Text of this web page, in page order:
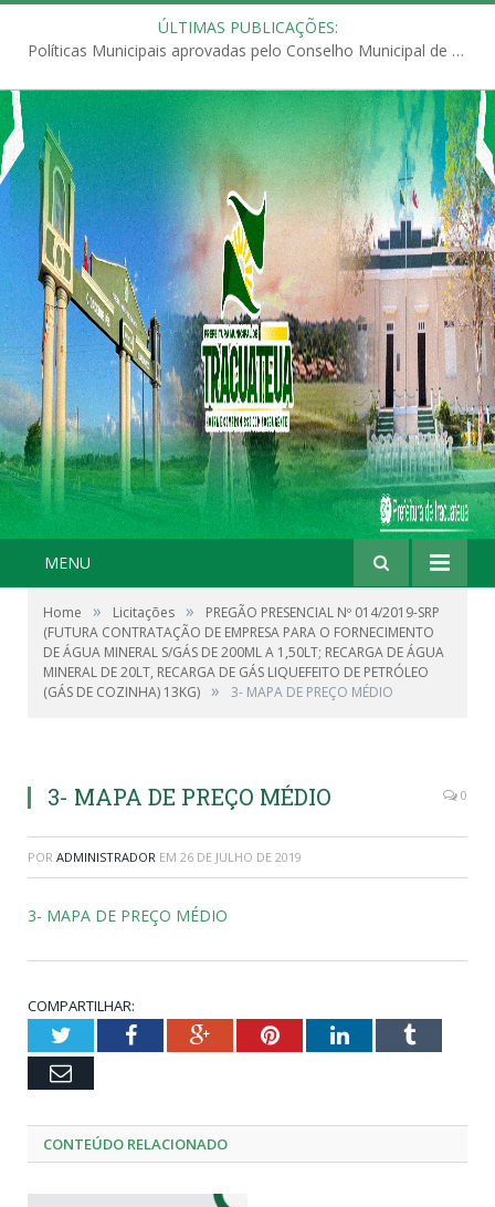
ÚLTIMAS PUBLICAÇÕES:
Políticas Municipais aprovadas pelo Conselho Municipal de Educação (CME)
MENU
Home » Licitações »
PREGÃO PRESENCIAL Nº 014/2019-SRP
(FUTURA CONTRATAÇÃO DE EMPRESA PARA O FORNECIMENTO
DE ÁGUA MINERAL S/GÁS DE 200ML A 1,50LT; RECARGA DE ÁGUA
MINERAL DE 20LT, RECARGA DE GÁS LIQUEFEITO DE PETRÓLEO
(GÁS DE COZINHA) 13KG) » 3- MAPA DE PREÇO MÉDIO
3- MAPA DE PREÇO MÉDIO 0
POR ADMINISTRADOR EM 26 DE JULHO DE 2019
3- MAPA DE PREÇO MÉDIO
COMPARTILHAR:
TwitterFacebookGoogle+PinterestLinkedInTumblr
Email
CONTEÚDO RELACIONADO